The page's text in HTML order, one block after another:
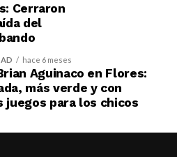
Cerraron
del
hace 6 meses
Aguinaco en Flores:
más verde y con
juegos para los chicos